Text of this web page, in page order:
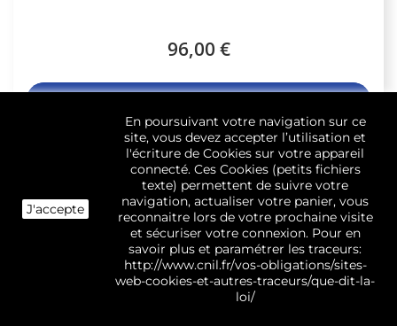
96,00 €
140118774011 Moteur
Disponible
J'accepte
En poursuivant votre navigation sur ce
site, vous devez accepter l’utilisation et
l'écriture de Cookies sur votre appareil
connecté. Ces Cookies (petits fichiers
texte) permettent de suivre votre
navigation, actualiser votre panier, vous
reconnaitre lors de votre prochaine visite
et sécuriser votre connexion. Pour en
savoir plus et paramétrer les traceurs:
http://www.cnil.fr/vos-obligations/sites-
web-cookies-et-autres-traceurs/que-dit-la-
loi/